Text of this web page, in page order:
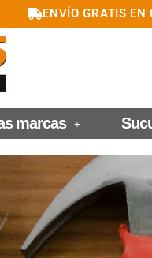
ENVÍO GRATIS
marcas